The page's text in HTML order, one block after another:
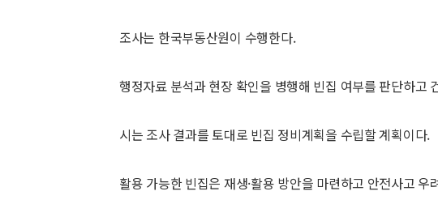
조사는 한국부동산원이 수행한다.
행정자료 분석과 현장 확인을 병행해 빈집 여부를 판단하고
시는 조사 결과를 토대로 빈집 정비계획을 수립할 계획이다.
활용 가능한 빈집은 재생·활용 방안을 마련하고 안전사고